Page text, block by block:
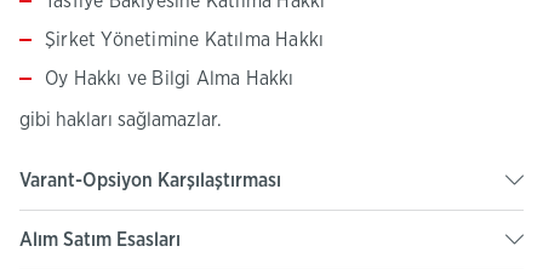
Şirket Yönetimine Katılma Hakkı
Oy Hakkı ve Bilgi Alma Hakkı
gibi hakları sağlamazlar.
Varant-Opsiyon Karşılaştırması
Alım Satım Esasları